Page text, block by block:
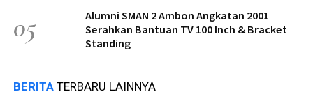
05
Alumni SMAN 2 Ambon Angkatan 2001
Serahkan Bantuan TV 100 Inch & Bracket
Standing
BERITA TERBARU LAINNYA